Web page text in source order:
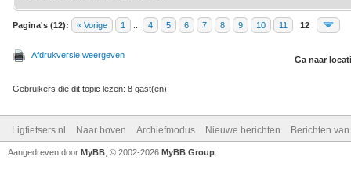
Pagina's (12): « Vorige 1 4 5 6 7 8 9 10 11 12
Afdrukversie weergeven Ga naar
Gebruikers die dit topic lezen: 8 gast(en)
Ligfietsers.nl Naar boven Archiefmodus Nieuwe berichten Berichten
Aangedreven door MyBB , © 2002-2026 MyBB Group